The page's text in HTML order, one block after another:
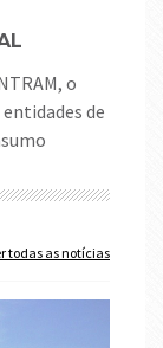
de
todas as notícias